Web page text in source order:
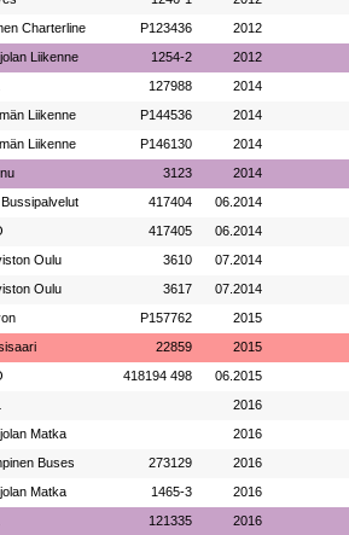
Charterline P123436 2012
Liikenne 1254-2 2012
127988 2014
Liikenne P144536 2014
Liikenne P146130 2014
3123 2014
417404 06.2014
417405 06.2014
Oulu 3610 07.2014
Oulu 3617 07.2014
P157762 2015
22859 2015
418194 498 06.2015
2016
Matka 2016
Buses 273129 2016
Matka 1465-3 2016
121335 2016